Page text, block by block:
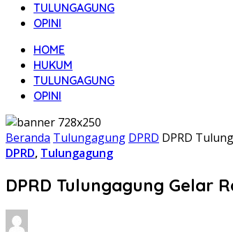
TULUNGAGUNG
OPINI
HOME
HUKUM
TULUNGAGUNG
OPINI
Beranda Tulungagung DPRD DPRD
DPRD, Tulungagung
DPRD Tulungagung Gelar